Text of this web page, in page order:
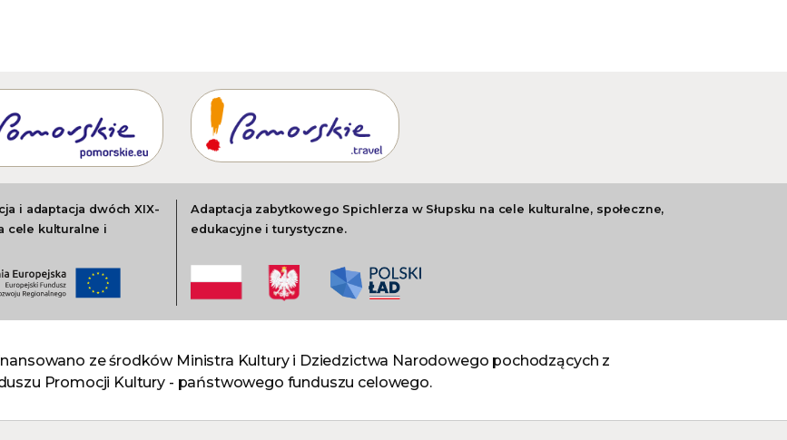
i adaptacja dwóch XIX-
cele kulturalne i
Adaptacja zabytkowego Spichlerza w Słupsku na cele kulturalne, społeczne,
edukacyjne i turystyczne.
ze środków Ministra Kultury i Dziedzictwa Narodowego pochodzących z
Promocji Kultury - państwowego funduszu celowego.